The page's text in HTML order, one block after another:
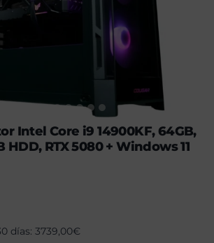
Intel Core i9 14900KF, 64GB,
HDD, RTX 5080 + Windows 11
días:3739,00€